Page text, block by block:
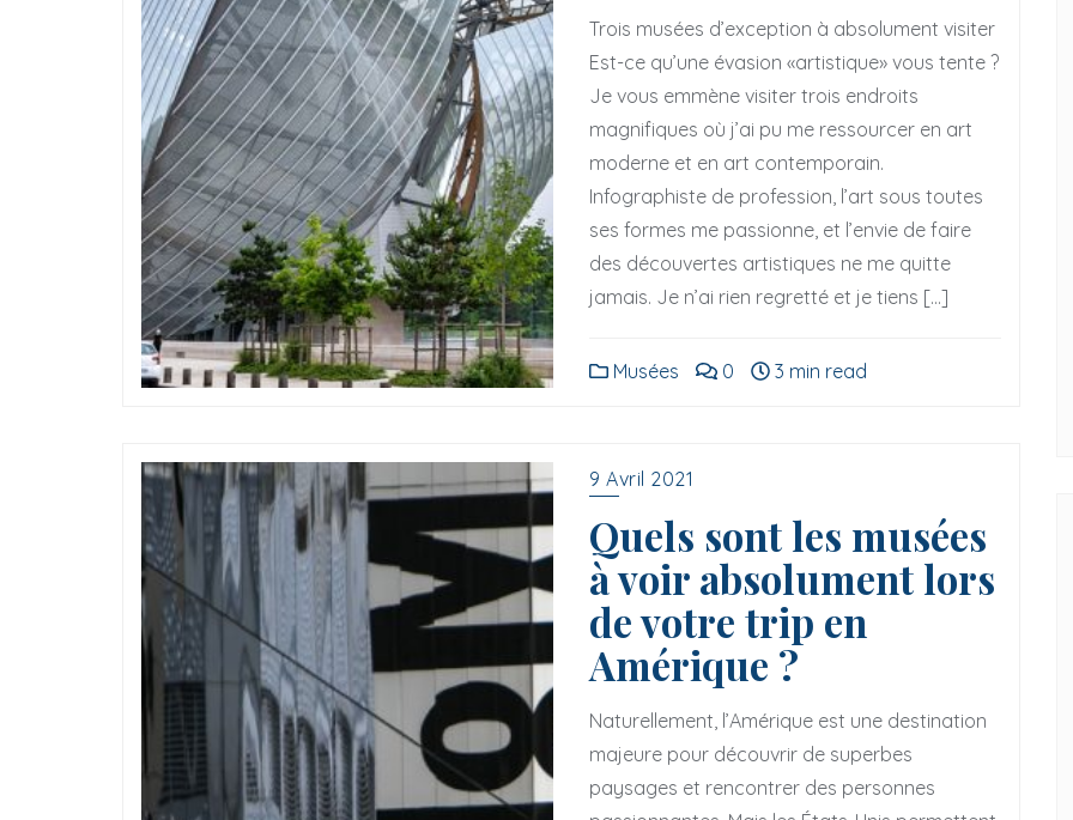
Trois musées d’exception à absolument visiter
Est-ce qu’une évasion «artistique» vous tente ?
Je vous emmène visiter trois endroits
magnifiques où j’ai pu me ressourcer en art
moderne et en art contemporain.
Infographiste de profession, l’art sous toutes
ses formes me passionne, et l’envie de faire
des découvertes artistiques ne me quitte
jamais. Je n’ai rien regretté et je tiens […]
Musées 0 3 min read
9 Avril 2021
Quels sont les musées
à voir absolument lors
de votre trip en
Amérique ?
Naturellement, l’Amérique est une destination
majeure pour découvrir de superbes
paysages et rencontrer des personnes
Design & évenements
le séminaire immanquable des
Design & évenements
Design culinaire : une rencontre
Design & évenements